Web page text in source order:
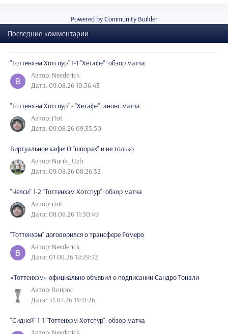
Powered by Community Builder
Последние комментарии
"Тоттенхэм Хотспур" 1-1 "Хетафе": обзор матча
Автор: Nevderick
Дата: 09.08.26 10:56:43
"Тоттенхэм Хотспур" - "Хетафе": анонс матча
Автор: iTot
Дата: 09.08.26 09:35:50
Виртуальное кафе: О "шпорах" и не только
Автор: Nurik_Uzb
Дата: 09.08.26 08:26:32
"Челси" 1-2 "Тоттенхэм Хотспур": обзор матча
Автор: iTot
Дата: 08.08.26 11:30:49
"Тоттенхэм" договорился о трансфере Ромеро
Автор: Nevderick
Дата: 01.08.26 18:29:32
«Тоттенхэм» официально объявил о подписании Сандро Тонали
Автор: Вопрос
Дата: 31.07.26 14:11:26
"Сидней" 1-1 "Тоттенхэм Хотспур": обзор матча